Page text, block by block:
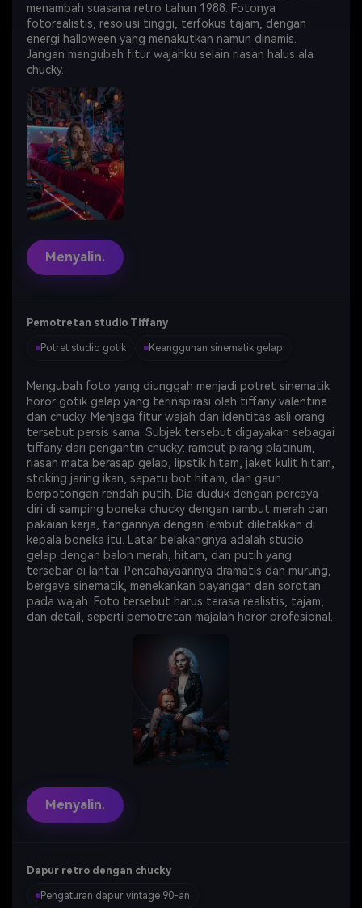
menambah suasana retro tahun 1988. Fotonya
fotorealistis, resolusi tinggi, terfokus tajam, dengan
energi halloween yang menakutkan namun dinamis.
Jangan mengubah fitur wajahku selain riasan halus ala
chucky.
Menyalin.
Pemotretan studio Tiffany
Potret studio gotik Keanggunan sinematik gelap
Mengubah foto yang diunggah menjadi potret sinematik
horor gotik gelap yang terinspirasi oleh tiffany valentine
dan chucky. Menjaga fitur wajah dan identitas asli orang
tersebut persis sama. Subjek tersebut digayakan sebagai
tiffany dari pengantin chucky: rambut pirang platinum,
riasan mata berasap gelap, lipstik hitam, jaket kulit hitam,
stoking jaring ikan, sepatu bot hitam, dan gaun
berpotongan rendah putih. Dia duduk dengan percaya
diri di samping boneka chucky dengan rambut merah dan
pakaian kerja, tangannya dengan lembut diletakkan di
kepala boneka itu. Latar belakangnya adalah studio
gelap dengan balon merah, hitam, dan putih yang
tersebar di lantai. Pencahayaannya dramatis dan murung,
bergaya sinematik, menekankan bayangan dan sorotan
pada wajah. Foto tersebut harus terasa realistis, tajam,
dan detail, seperti pemotretan majalah horor profesional.
Menyalin.
Dapur retro dengan chucky
Pengaturan dapur vintage 90-an